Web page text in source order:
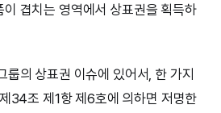
겹치는 영역에서 상표권을 획득하
룹의 상표권 이슈에 있어서, 한 가지
34조 제1항 제6호에 의하면 저명한